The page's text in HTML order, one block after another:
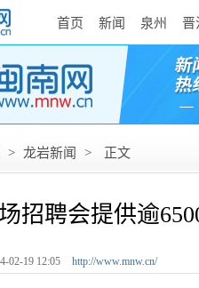
首页 新闻 泉州 晋
> 龙岩新闻 > 正文
招聘会提供逾
02-19 12:05 http://www.mnw.cn/